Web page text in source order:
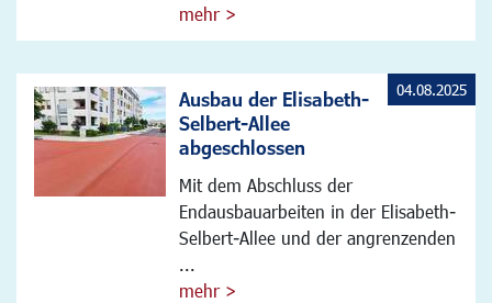
mehr >
Ausbau der Elisabeth-
Selbert-Allee
abgeschlossen
Mit dem Abschluss der
Endausbauarbeiten in der Elisabeth-
Selbert-Allee und der angrenzenden
...
mehr >
04.08.2025